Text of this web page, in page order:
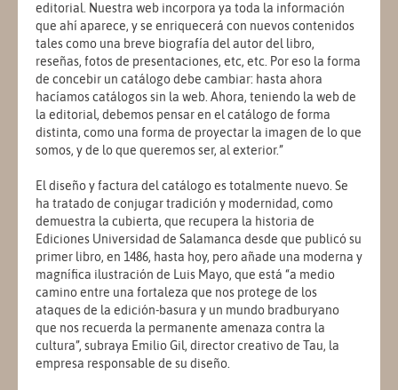
editorial. Nuestra web incorpora ya toda la información
que ahí aparece, y se enriquecerá con nuevos contenidos
tales como una breve biografía del autor del libro,
reseñas, fotos de presentaciones, etc, etc. Por eso la forma
de concebir un catálogo debe cambiar: hasta ahora
hacíamos catálogos sin la web. Ahora, teniendo la web de
la editorial, debemos pensar en el catálogo de forma
distinta, como una forma de proyectar la imagen de lo que
somos, y de lo que queremos ser, al exterior.”
El diseño y factura del catálogo es totalmente nuevo. Se
ha tratado de conjugar tradición y modernidad, como
demuestra la cubierta, que recupera la historia de
Ediciones Universidad de Salamanca desde que publicó su
primer libro, en 1486, hasta hoy, pero añade una moderna y
magnífica ilustración de Luis Mayo, que está “a medio
camino entre una fortaleza que nos protege de los
ataques de la edición-basura y un mundo bradburyano
que nos recuerda la permanente amenaza contra la
cultura”, subraya Emilio Gil, director creativo de Tau, la
empresa responsable de su diseño.